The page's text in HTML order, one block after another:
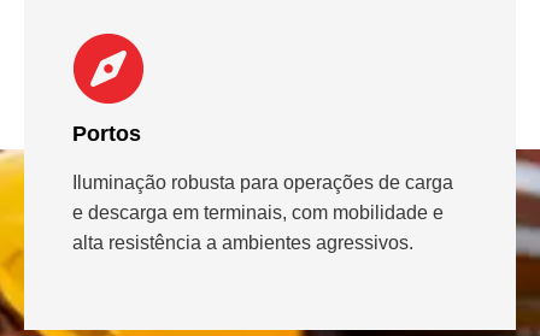
Portos
Iluminação robusta para operações de carga
e descarga em terminais, com mobilidade e
alta resistência a ambientes agressivos.